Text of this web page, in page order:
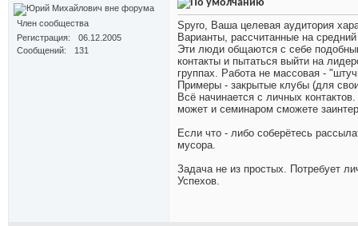
Член сообщества
Регистрация
06.12.2005
Сообщений
131
Spyro, Ваша целевая аудитория
Варианты, рассчитанные на
Эти люди общаются с себе
контакты и пытаться выйти на
группах. Работа не массовая -
Примеры - закрытые клубы (для
Всё начинается с личных
может и семинаром сможете
Если что - либо соберётесь
мусора.
Задача не из простых. Потребует
Успехов.